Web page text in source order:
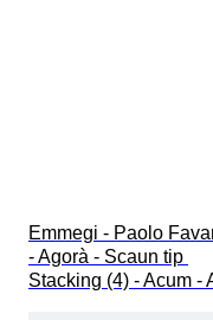
Emmegi - Paolo
- Agorà - Scaun tip
Stacking (4) - Acum -